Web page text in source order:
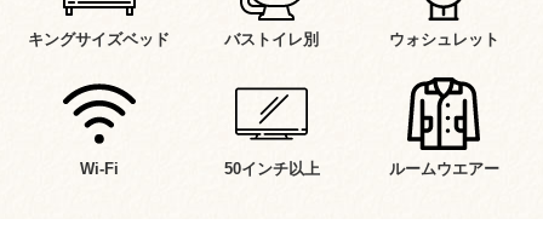
キングサイズベッド バストイレ別 ウォシュレット
Wi-Fi 50インチ以上 ルームウエアー